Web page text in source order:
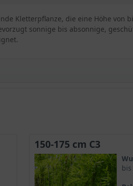
sogar alte Bäume.
Kletterpflanze, die eine Höhe von
sonnige bis absonnige,
eine harmonische
150-175 cm C3